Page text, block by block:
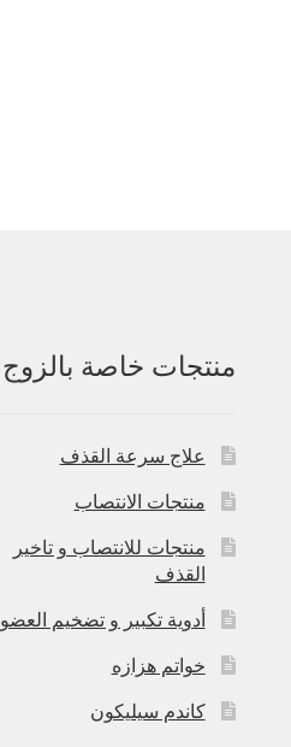
منتجات خاصة بالزوج
علاج سرعة القذف
منتجات الانتصاب
منتجات للانتصاب و تاخير
القذف
أدوية تكبير و تضخيم العضو
خواتم هزازه
كاندم سيليكون